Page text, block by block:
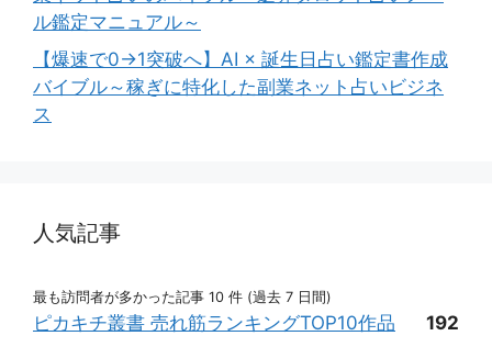
ル鑑定マニュアル～
【爆速で0→1突破へ】AI × 誕生日占い鑑定書作成
バイブル～稼ぎに特化した副業ネット占いビジネ
ス
人気記事
最も訪問者が多かった記事 10 件 (過去 7 日間)
ピカキチ叢書 売れ筋ランキングTOP10作品
192